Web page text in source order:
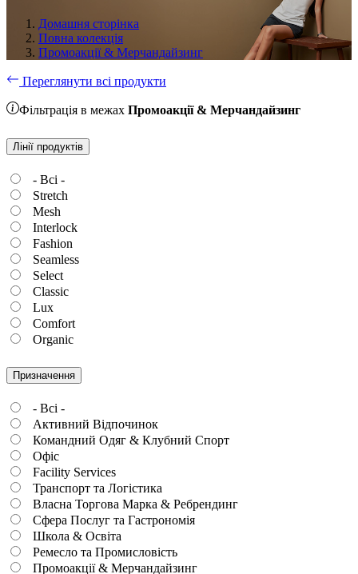
Домашня сторінка
Повна колекція
Промоакції & Мерчандайзинг
Переглянути всі продукти
Фільтрація в межах Промоакції & Мерчандайзинг
Лінії продуктів
- Всі -
Stretch
Mesh
Interlock
Fashion
Seamless
Select
Classic
Lux
Comfort
Organic
Призначення
- Всі -
Активний Відпочинок
Командний Одяг & Клубний Спорт
Офіс
Facility Services
Транспорт та Логістика
Власна Торгова Марка & Ребрендинг
Сфера Послуг та Гастрономія
Школа & Освіта
Ремесло та Промисловість
Промоакції & Мерчандайзинг